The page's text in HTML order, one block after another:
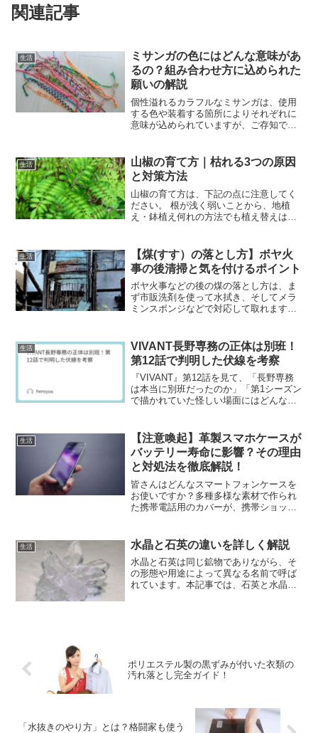
関連記事
生活
ミサンガの色にはどんな意味があ
るの？組み合わせ方に込められた
願いの解説
個性溢れるカラフルなミサンガは、使用
する色や装着する箇所によりそれぞれに
意味が込められていますが、ご存知でし
多いでしょう。ミサンガについた色の意
味を少し触れると、赤色は...
生活
山椒の育て方｜枯れる3つの原因
と対策方法
山椒の育て方は、下記の点に注意してく
ださい。 根が浅く弱いことから、地植
え・鉢植え何れの方法でも植え替えはし
度で十分 根が浅く弱いので水やりは土が
乾いているのを確...
生活
【煤(すす）の落とし方】ボヤ火
事の後清掃と気を付けるポイント
ボヤ火事などの後の煤の落とし方は、ま
ず市販洗剤を使って水拭き、そしてメラ
ミンスポンジなどで対応して取れます
況にもよりますが、目安としては煤の防
臭処理で1平方メートルあた...
生活
VIVANT長野専務の正体は別班！
第12話で判明した伏線を考察
『VIVANT』第12話を見て、「長野専務
は本当に別班だったのか」「第1シーズン
で描かれていた怪しい場面にはどんな意
衛大学校卒業という経歴や海外での長期
滞在、空白の期間...
生活
【注意喚起】革製スマホケースが
バッテリー寿命に影響？その理由
と対処法を徹底解説！
皆さんはどんなスマートフォンケースを
お使いですか？多種多様な素材で作られ
た携帯電話用のカバーが、携帯ショップ
は、合成皮革でできた手頃な価格のブッ
クタイプのスマホケースを愛...
生活 水晶と石英の違いを詳しく解説
水晶と石英は同じ鉱物でありながら、そ
の形態や用途によって異なる名前で呼ば
れています。本記事では、石英と水晶の
ポリエステル製の黒ずみが付いた衣類の
汚れ落とし完全ガイド！
「水抜きのやり方」とは？格闘家も使う